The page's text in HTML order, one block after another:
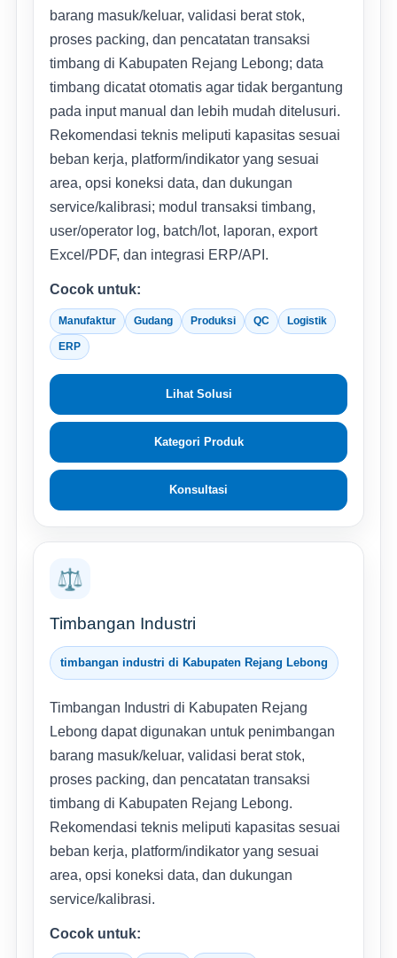
barang masuk/keluar, validasi berat stok,
proses packing, dan pencatatan transaksi
timbang di Kabupaten Rejang Lebong; data
timbang dicatat otomatis agar tidak bergantung
pada input manual dan lebih mudah ditelusuri.
Rekomendasi teknis meliputi kapasitas sesuai
beban kerja, platform/indikator yang sesuai
area, opsi koneksi data, dan dukungan
service/kalibrasi; modul transaksi timbang,
user/operator log, batch/lot, laporan, export
Excel/PDF, dan integrasi ERP/API.
Cocok untuk:
Manufaktur Gudang Produksi QC Logistik
ERP
Lihat Solusi
Kategori Produk
Konsultasi
⚖️
Timbangan Industri
timbangan industri di Kabupaten Rejang Lebong
Timbangan Industri di Kabupaten Rejang
Lebong dapat digunakan untuk penimbangan
barang masuk/keluar, validasi berat stok,
proses packing, dan pencatatan transaksi
timbang di Kabupaten Rejang Lebong.
Rekomendasi teknis meliputi kapasitas sesuai
beban kerja, platform/indikator yang sesuai
area, opsi koneksi data, dan dukungan
service/kalibrasi.
Cocok untuk: